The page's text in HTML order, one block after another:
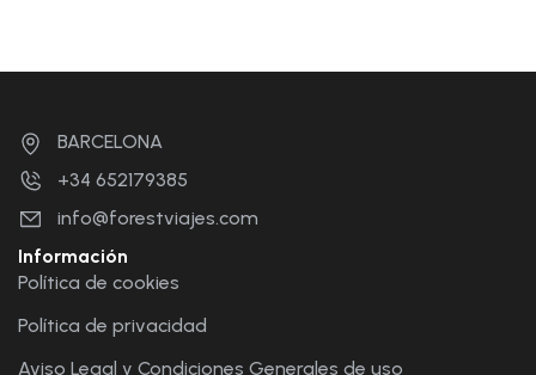
BARCELONA
+34 652179385
info@forestviajes.com
Información
Política de cookies
Política de privacidad
Aviso Legal y Condiciones Generales de uso